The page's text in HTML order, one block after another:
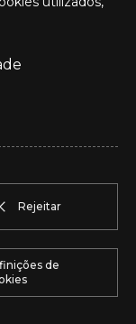
1 50,05 m²
Reservar
1 Reservar
1 91,75 m²
Reservar
Rejeitar
de